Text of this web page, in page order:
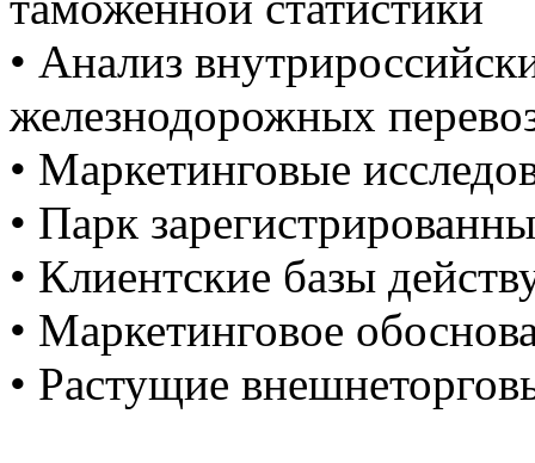
• Анализ
железнодорожных
• Маркетинговые
• Парк
• Клиентские базы
• Маркетинговое
• Растущие